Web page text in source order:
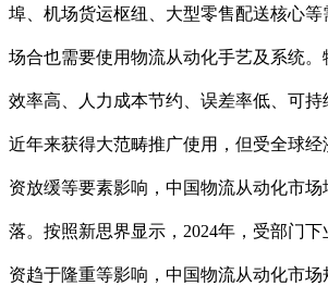
埠、机场货运枢纽、大型零售配送核心
场合也需要使用物流从动化手艺及系统
效率高、人力成本节约、误差率低、可
近年来获得大范畴推广使用，但受全球
资放缓等要素影响，中国物流从动化市场
落。按照新思界显示，2024年，受部门
资趋于隆重等影响，中国物流从动化市场